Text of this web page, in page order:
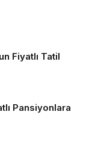
Fiyatlı Tatil
Pansiyonlara